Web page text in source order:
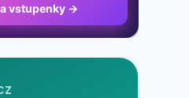
vstupenky →